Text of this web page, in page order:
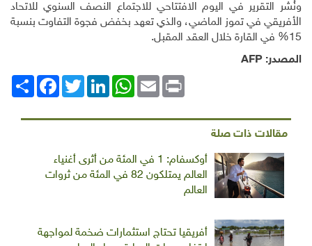
ونُشر التقرير في اليوم الافتتاحي للاجتماع النصف السنوي للاتحاد
الأفريقي في تموز الماضي، والذي تعهد بخفض فجوة التفاوت بنسبة
15% في القارة خلال العقد المقبل.
المصدر: AFP
انشر
FacebookTwitterLinkedIn
WhatsAppEmail Print
مقالات ذات صلة
أوكسفام: 1 في المئة من أثرى أغنياء
العالم يمتلكون 82 في المئة من ثروات
العالم
أفريقيا تحتاج استثمارات ضخمة لمواجهة